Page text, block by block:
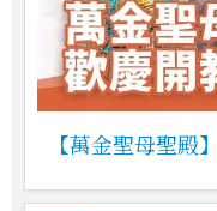
【萬金聖母聖殿